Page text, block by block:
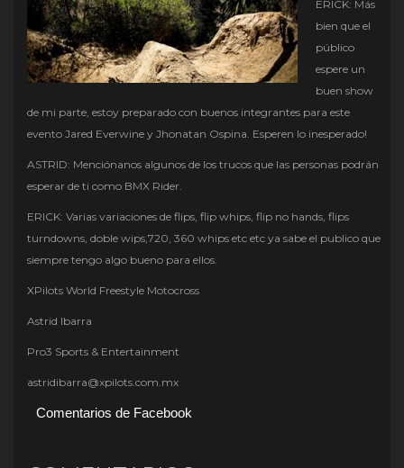
ERICK: Más
bien que el
público
espere un
buen show
de mi parte, estoy preparado con buenos integrantes para este
evento Jared Everwine y Jhonatan Ospina. Esperen lo inesperado!
ASTRID: Menciónanos algunos de los trucos que las personas podrán
esperar de ti como BMX Rider.
ERICK: Varias variaciones de flips, flip whips, flip no hands, flips
turndowns, doble wips,720, 360 whips etc etc ya sabe el publico que
siempre tengo algo bueno para ellos.
XPilots World Freestyle Motocross
Astrid Ibarra
Pro3 Sports & Entertainment
astridibarra@xpilots.com.mx
Comentarios de Facebook